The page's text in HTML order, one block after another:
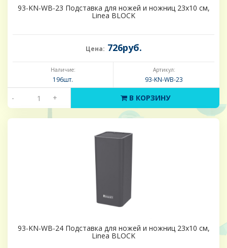
93-KN-WB-23 Подставка для ножей и ножниц 23х10 см,
Linea BLOCK
Цена: 726руб.
Наличие:
196шт.
Артикул:
93-KN-WB-23
- + В КОРЗИНУ
93-KN-WB-24 Подставка для ножей и ножниц 23х10 см,
Linea BLOCK